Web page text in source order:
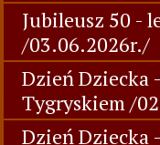
Jubileusz 50 -
/03.06.2026r./
Dzień Dziecka
Tygryskiem /
Dzień Dziecka